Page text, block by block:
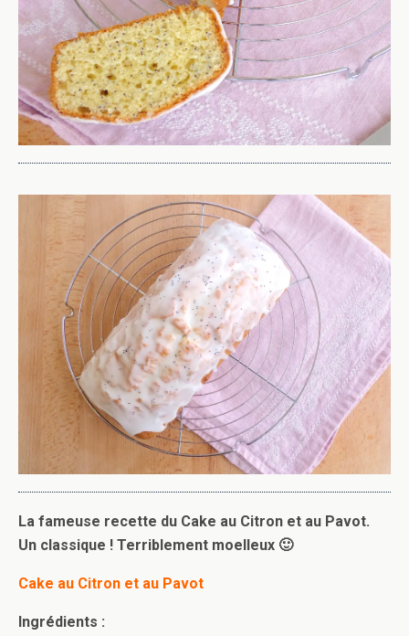
La fameuse recette du Cake au Citron et au Pavot.
Un classique ! Terriblement moelleux 🙂
Cake au Citron et au Pavot
Ingrédients :